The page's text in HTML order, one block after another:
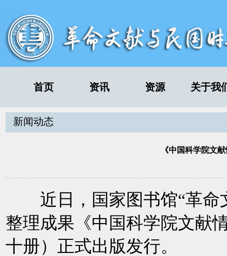
首页 资讯 资源 关于我
新闻动态
《中国科学院文
近日，国家图书馆“革命
整理成果《中国科学院文献
十册）正式出版发行。